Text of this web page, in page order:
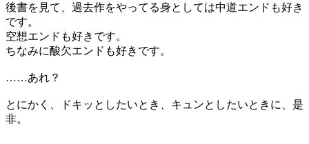
後書を見て、過去作をやってる身としては中道エンドも好き
です。
空想エンドも好きです。
ちなみに酸欠エンドも好きです。
……あれ？
とにかく、ドキッとしたいとき、キュンとしたいときに、是
非。